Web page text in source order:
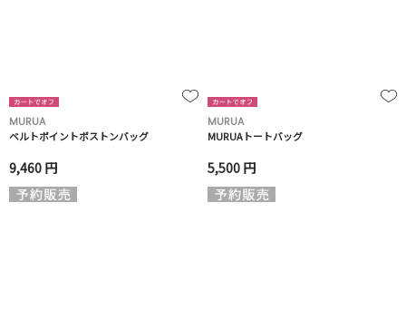
MURUA
ベルトポイントボストンバッグ
9,460 円
MURUA
MURUAトートバッグ
5,500 円